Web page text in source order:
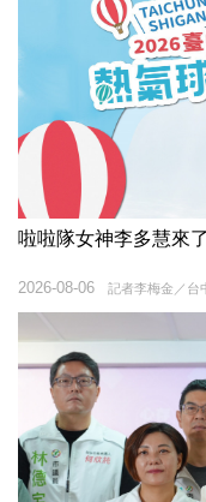
啦啦隊女神李多慧來
記者李梅金／台
2026-08-06